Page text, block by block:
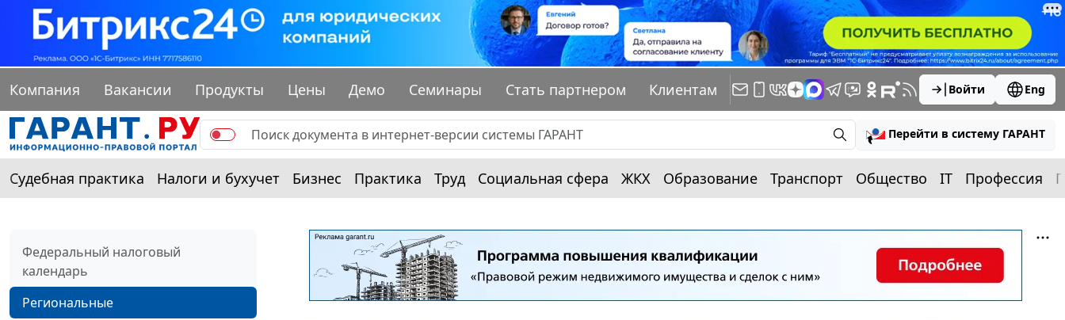
Компания Вакансии Продукты Цены Демо Семинары Стать партнером Клиентам Войти Eng
Перейти в систему ГАРАНТ
Судебная практика Налоги и бухучет Бизнес Практика Труд Социальная сфера ЖКХ Образование Транспорт Общество IT Профессия
Федеральный налоговый
календарь
Региональные